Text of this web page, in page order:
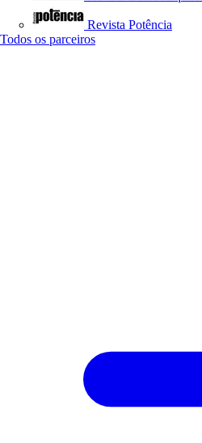
Revista Potência
Todos os parceiros